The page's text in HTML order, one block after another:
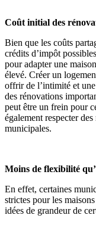
Coût initial des
Bien que les coûts
crédits d’impôt
pour adapter une
élevé. Créer un
offrir de l’intimité et
des rénovations
peut être un frein pour
également respecter
municipales.
Moins de flexibilité
En effet, certaines
strictes pour les
idées de grandeur de